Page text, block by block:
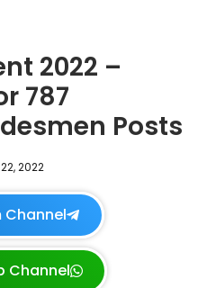
2022 –
787
Posts
2022
Channel
Channel